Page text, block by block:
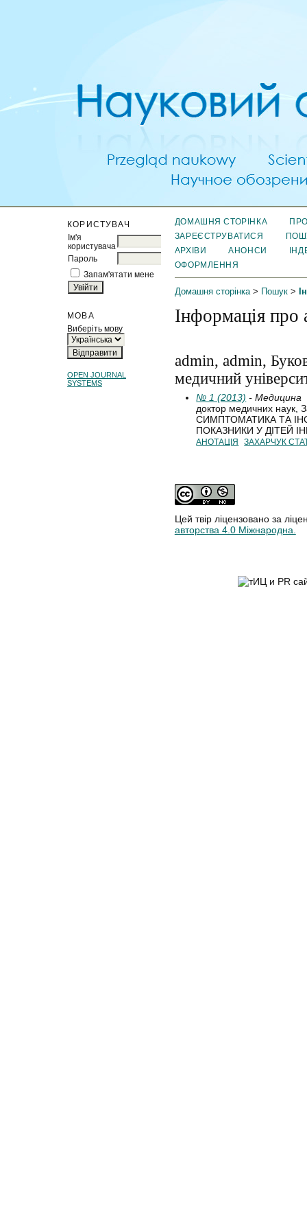
КОРИСТУВАЧ
Ім'я
користувача
Пароль
Запам'ятати мене
МОВА
Виберіть мову
OPEN JOURNAL
SYSTEMS
ДОМАШНЯ СТОРІНКА
ЗАРЕЄСТРУВАТИСЯ
АРХІВИ
АНОНСИ
ОФОРМЛЕННЯ
Домашня сторінка> Пошук>
Інформація про
admin, admin,
медичний
№ 1 (2013) - Медицина
доктор медичних наук,
СИМПТОМАТИКА ТА
ПОКАЗНИКИ У ДІТЕЙ
АНОТАЦІЯ ЗАХАРЧУК
Цей твір ліцензовано за
авторства 4.0 Міжнародна.